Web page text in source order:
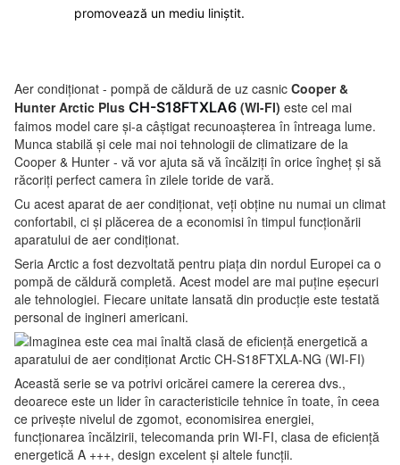
promovează un mediu liniștit.
Aer condiționat - pompă de căldură de uz casnic Cooper &
Hunter Arctic Plus CH-S18FTXLA6 (WI-FI) este cel mai
faimos model care și-a câștigat recunoașterea în întreaga lume.
Munca stabilă și cele mai noi tehnologii de climatizare de la
Cooper & Hunter - vă vor ajuta să vă încălziți în orice îngheț și să
răcoriți perfect camera în zilele toride de vară.
Cu acest aparat de aer condiționat, veți obține nu numai un climat
confortabil, ci și plăcerea de a economisi în timpul funcționării
aparatului de aer condiționat.
Seria Arctic a fost dezvoltată pentru piața din nordul Europei ca o
pompă de căldură completă. Acest model are mai puține eșecuri
ale tehnologiei. Fiecare unitate lansată din producție este testată
personal de ingineri americani.
Această serie se va potrivi oricărei camere la cererea dvs.,
deoarece este un lider în caracteristicile tehnice în toate, în ceea
ce privește nivelul de zgomot, economisirea energiei,
funcționarea încălzirii, telecomanda prin WI-FI, clasa de eficiență
energetică A +++, design excelent și altele funcții.